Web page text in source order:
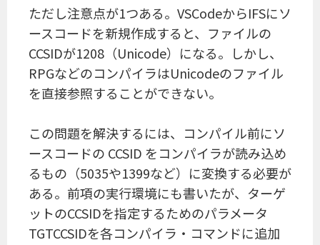
ただし注意点が1つある。VSCodeからIFSにソ
ースコードを新規作成すると、ファイルの
CCSIDが1208（Unicode）になる。しかし、
RPGなどのコンパイラはUnicodeのファイル
を直接参照することができない。
この問題を解決するには、コンパイル前にソ
ースコードの CCSID をコンパイラが読み込め
るもの（5035や1399など）に変換する必要が
ある。前項の実行環境にも書いたが、ターゲ
ットのCCSIDを指定するためのパラメータ
TGTCCSIDを各コンパイラ・コマンドに追加